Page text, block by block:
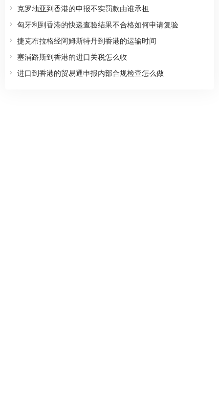
克罗地亚到香港的申报不实罚款由谁承担
匈牙利到香港的快递查验结果不合格如何申请复验
捷克布拉格经阿姆斯特丹到香港的运输时间
塞浦路斯到香港的进口关税怎么收
进口到香港的贸易通申报内部合规检查怎么做